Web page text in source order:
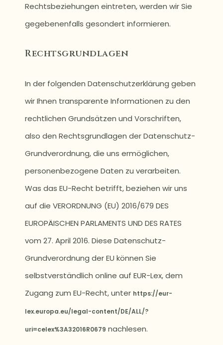
Rechtsbeziehungen eintreten, werden wir Sie
gegebenenfalls gesondert informieren.
Rechtsgrundlagen
In der folgenden Datenschutzerklärung geben
wir Ihnen transparente Informationen zu den
rechtlichen Grundsätzen und Vorschriften,
also den Rechtsgrundlagen der Datenschutz-
Grundverordnung, die uns ermöglichen,
personenbezogene Daten zu verarbeiten.
Was das EU-Recht betrifft, beziehen wir uns
auf die VERORDNUNG (EU) 2016/679 DES
EUROPÄISCHEN PARLAMENTS UND DES RATES
vom 27. April 2016. Diese Datenschutz-
Grundverordnung der EU können Sie
selbstverständlich online auf EUR-Lex, dem
Zugang zum EU-Recht, unter https://eur-
lex.europa.eu/legal-content/DE/ALL/?
uri=celex%3A32016R0679 nachlesen.